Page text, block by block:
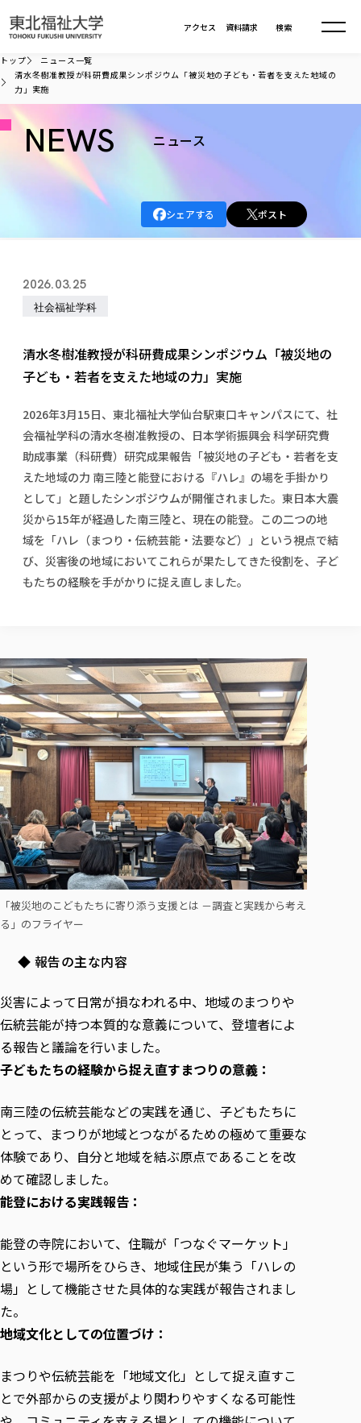
資料請求
アクセス 検索
大学について
大学理念
各種方針
大学の概要
大学の歩み
学生・教職員・卒業生数
校歌の歴史
校章・マーク・カラー
寄附の受け入れ
関連法人
教職員募集
役員・評議員一覧
キャンパス案内
大学の取り組み
大学の取り組み
カリキュラム編成ガイドライン
本学のシラバスについて
公的資金等の不正使用の防止に関する基本方針
研究活動における不正行為の防止等に関する対応
大学広報誌「TFU Newsletter 東北福祉大学通信」
初年次教育（リエゾンゼミⅠ）について
リエゾンゼミ・ナビ（テキスト等）
お役立ち情報（リンク集）
放射線モニタリング測定結果（国見キャンパス）
情報公開
寄附行為
中期事業計画
事業計画／財務・事業報告
大学評価
IR情報
学校教育法施行規則第172条の2に基づく情報公開
教職課程における情報の公表
学部・学科等設置計画履行状況報告書
学部・大学院
学部・大学院TOP
総合福祉学部
福祉行政学科
共生まちづくり学部
共生まちづくり学部
教育学部
教育学科
健康科学部
保健看護学科
リハビリテーション学科
医療経営管理学科
産業福祉マネジメント学科
情報福祉マネジメント学科
仏教専修科
大学院
大学院
総合福祉学研究科 社会福祉学専攻 修士課程
教育学研究科 教育学専攻 修士課程
通信教育部
通信制大学院 総合福祉学研究科 福祉心理学専攻 修士課程
その他の就学機会
学びの特徴
学びの特徴
ICT教育
初年次教育（リエゾンゼミⅠ）
実学臨床教育（総合福祉学部のみ履修可能）
教育実践活動（教育学科学生のみ受講可能）
禅のこころ
教員紹介・業績
学びのサポート
学びのサポート
学費（学部学科）
授業料減免・奨学金等
宿舎の紹介
学生生活サポート
社会人学生の育児支援（一時預かり）
スポーツ傷害保険
入学試験
進学相談会
オープンキャンパス
就職状況
取得可能な資格・免許
東北福祉大学のキャリアサポート
東北福祉大学のキャリアサポート
進路・就職支援
東北福祉大学のキャリア教育
採用ご担当者様へ
採用ご担当者様へ
センター長の挨拶
求人の受付について
単独学内説明会のご案内
在学生の方
在学生の方
資格取得報奨制度について
東北福祉大学求人・インターンシップ検索サイト（キャリタス
卒業生の方
卒業生の方
卒業生アンケート
在学生インタビュー
課外活動 TOP
文化会・文化系サークル紹介
大学指定団体紹介
国際交流
交換留学生 Exchange students
海外留学・研修
外国人在学生
Prospective Students
スタッフ紹介
ニュース一覧
社会連携・研究 TOP
東北福祉大学の研究活動
東北福祉大学の研究活動
東北福祉大学の研究紹介
共同研究等をご検討の皆様へ
東北福祉大学の紀要・リポジトリ
東北福祉大学の紀要・リポジトリ
研究紀要
芹沢銈介美術工芸館年報
東北福祉大学機関リポジトリ
東北福祉大学オープンアクセス方針
産学・産学官連携
高齢者施設特化型モジュラー車いす開発
学生参加 × 産学官連携 ～ 「行学一如」の実践
社会貢献への取り組み
社会貢献・地域連携活動報告書
各種社会貢献活動の窓口
伝承講座「311『伝える／備える』次世代塾」
JICA草の根技術協力事業
被災地の子ども支援活動
生涯学習・社会人講座
自治体・団体等との主な協定
自治体・団体等との主な協定
研究所について
研究者のご紹介
生涯教育・キャリア教育
生涯教育・キャリア教育TOP
生涯学習・社会人講座
月例TFU実学臨床研究セミナー
TFU教育フォーラム
関連法人
取材について
同窓会
学内ポータルシステム
Universal Passport
トップ
ニュース一覧
清水冬樹准教授が科研費成果シンポジウム「被災地の子ども・若者を支えた地域の
力」実施
NEWS ニュース
シェアする ポスト
2026.03.25
社会福祉学科
清水冬樹准教授が科研費成果シンポジウム「被災地の
子ども・若者を支えた地域の力」実施
2026年3月15日、東北福祉大学仙台駅東口キャンパスにて、社
会福祉学科の清水冬樹准教授の、日本学術振興会 科学研究費
助成事業（科研費）研究成果報告「被災地の子ども・若者を支
えた地域の力 南三陸と能登における『ハレ』の場を手掛かり
として」と題したシンポジウムが開催されました。東日本大震
災から15年が経過した南三陸と、現在の能登。この二つの地
域を「ハレ（まつり・伝統芸能・法要など）」という視点で結
び、災害後の地域においてこれらが果たしてきた役割を、子ど
もたちの経験を手がかりに捉え直しました。
「被災地のこどもたちに寄り添う支援とは －調査と実践から考え
る」のフライヤー
◆ 報告の主な内容
災害によって日常が損なわれる中、地域のまつりや
伝統芸能が持つ本質的な意義について、登壇者によ
る報告と議論を行いました。
子どもたちの経験から捉え直すまつりの意義：
南三陸の伝統芸能などの実践を通じ、子どもたちに
とって、まつりが地域とつながるための極めて重要な
体験であり、自分と地域を結ぶ原点であることを改
めて確認しました。
能登における実践報告：
能登の寺院において、住職が「つなぐマーケット」
という形で場所をひらき、地域住民が集う「ハレの
場」として機能させた具体的な実践が報告されまし
た。
地域文化としての位置づけ：
まつりや伝統芸能を「地域文化」として捉え直すこ
とで外部からの支援がより関わりやすくなる可能性